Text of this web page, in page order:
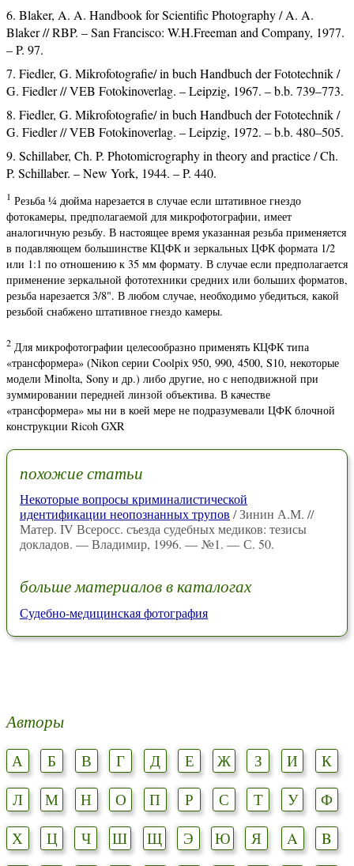
Blaker, A. A. Handbook for Scientific Photography / A. A.
Blaker // RBP. – San Francisco: W.H.Freeman and Company, 1977.
– P. 97.
Fiedler, G. Mikrofotografie/ in buch Handbuch der Fototechnik /
G. Fiedler // VEB Fotokinoverlag. – Leipzig, 1967. – b.b. 739–773.
Fiedler, G. Mikrofotografie/ in buch Handbuch der Fototechnik /
G. Fiedler // VEB Fotokinoverlag. – Leipzig, 1972. – b.b. 480–505.
Schillaber, Ch. P. Photomicrography in theory and practice / Ch.
P. Schillaber. – New York, 1944. – P. 440.
1 Резьба ¼ дюйма нарезается в случае если штативное гнездо
фотокамеры, предполагаемой для микрофотографии, имеет
аналогичную резьбу. В настоящее время указанная резьба применяется
в подавляющем большинстве КЦФК и зеркальных ЦФК формата 1/2
или 1:1 по отношению к 35 мм формату. В случае если предполагается
применение зеркальной фототехники средних или больших форматов,
резьба нарезается 3/8". В любом случае, необходимо убедиться, какой
резьбой снабжено штативное гнездо камеры.
2 Для микрофотографии целесообразно применять КЦФК типа
«трансформера» (Nikon серии Coolpix 950, 990, 4500, S10, некоторые
модели Minolta, Sony и др.) либо другие, но с неподвижной при
зуммировании передней линзой объектива. В качестве
«трансформера» мы ни в коей мере не подразумевали ЦФК блочной
конструкции Ricoh GXR
похожие статьи
Некоторые вопросы криминалистической
идентификации неопознанных трупов / Зинин А.М. //
Матер. IV Всеросс. съезда судебных медиков: тезисы
докладов. — Владимир, 1996. — №1. — С. 50.
больше материалов в каталогах
Судебно-медицинская фотография
Авторы
А Б В Г Д Е Ж З И
К
Л
М Н О П Р С Т У
Ф
Х
Ц Ч Ш Щ Э Ю Я A
B